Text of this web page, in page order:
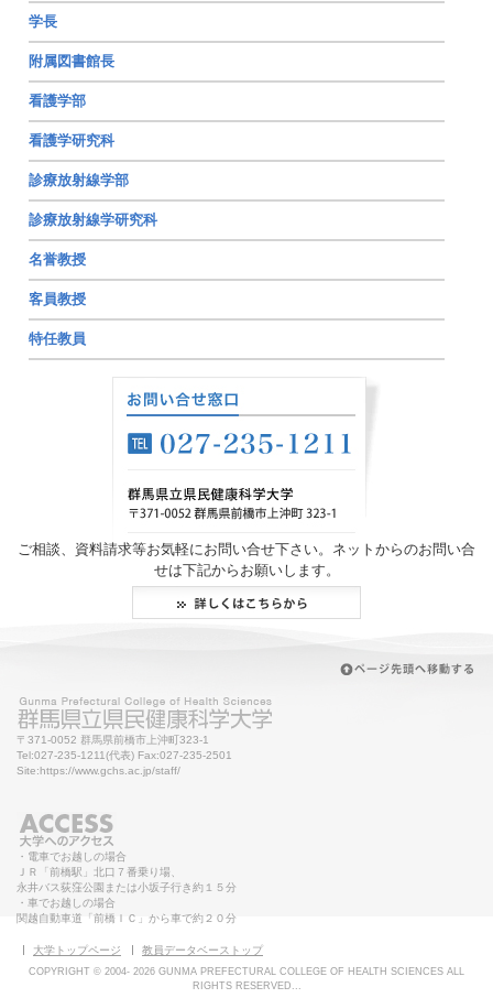
学長
附属図書館長
看護学部
看護学研究科
診療放射線学部
診療放射線学研究科
名誉教授
客員教授
特任教員
ご相談、資料請求等お気軽にお問い合せ下さい。ネットからのお問い合
せは下記からお願いします。
〒371-0052 群馬県前橋市上沖町323-1
Tel:027-235-1211(代表) Fax:027-235-2501
Site:https://www.gchs.ac.jp/staff/
・電車でお越しの場合
ＪＲ「前橋駅」北口７番乗り場、
永井バス荻窪公園または小坂子行き約１５分
・車でお越しの場合
関越自動車道「前橋ＩＣ」から車で約２０分
大学トップページ 教員データベーストップ
COPYRIGHT © 2004- 2026 GUNMA PREFECTURAL COLLEGE OF HEALTH SCIENCES ALL
RIGHTS RESERVED...